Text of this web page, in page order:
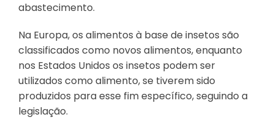
abastecimento.
Na Europa, os alimentos à base de insetos são
classificados como novos alimentos, enquanto
nos Estados Unidos os insetos podem ser
utilizados como alimento, se tiverem sido
produzidos para esse fim específico, seguindo a
legislação.